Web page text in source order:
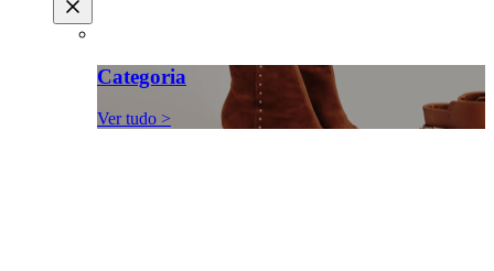
Categoria
Ver tudo >